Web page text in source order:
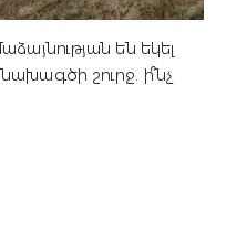
են եկել
շուրջ. ի՞նչ